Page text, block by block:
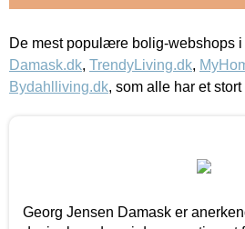
De mest populære bolig-webshops
Damask.dk, TrendyLiving.dk,
Bydahlliving.dk, som alle har et
Georg Jensen Damask er